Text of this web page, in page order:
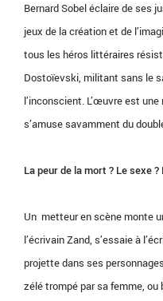
Bernard Sobel éclaire de ses
jeux de la création et de
tous les héros littéraires
Dostoïevski, militant sans le
l’inconscient. L’œuvre est
s’amuse savamment du
La peur de la mort ? Le sexe
Un metteur en scène monte
l’écrivain Zand, s’essaie à
projette dans ses
zélé trompé par sa femme,